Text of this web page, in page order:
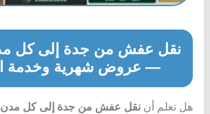
نقل عفش من جدة إلى كل
— عروض شهرية وخدمة
هل تعلم أن نقل عفش من جدة إلى كل مدن